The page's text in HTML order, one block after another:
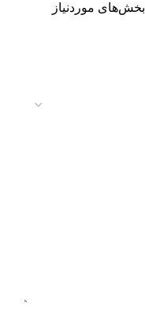
بخش‌های موردنیاز